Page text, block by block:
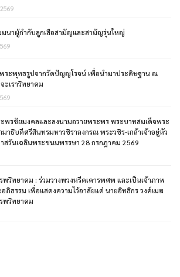
มนาผู้กำกับลูกเสือสามัญและสามัญรุ่นใหญ่
ะพุทธรูปจากวัดปัญญโรจน์ เพื่อนำมาประดิษฐาน ณ
ะเราวิทยาคม
พรชัยมงคลและลงนามถวายพระพร พระบาทสมเด็จพระ
มาธิบดีศรีสินทรมหาวชิราลงกรณ พระวชิร-เกล้าเจ้าอยู่หัว
าสวันเฉลิมพระชนมพรรษา 28 กรกฎาคม 2569
รพวิทยาคม : ร่วมวางพวงหรีดเคารพศพ และเป็นเจ้าภาพ
ภิธรรม เพื่อแสดงความไว้อาลัยแด่ นายอิทธิกร วงค์เมฆ
พวิทยาคม